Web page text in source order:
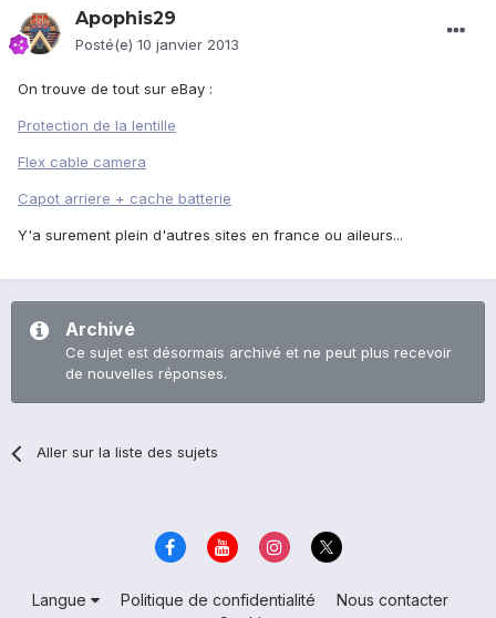
Apophis29
Posté(e) 10 janvier 2013
On trouve de tout sur eBay :
Protection de la lentille
Flex cable camera
Capot arriere + cache batterie
Y'a surement plein d'autres sites en france ou aileurs...
Archivé
Ce sujet est désormais archivé et ne peut plus recevoir
de nouvelles réponses.
Aller sur la liste des sujets
Langue Politique de confidentialité
Nous contacter